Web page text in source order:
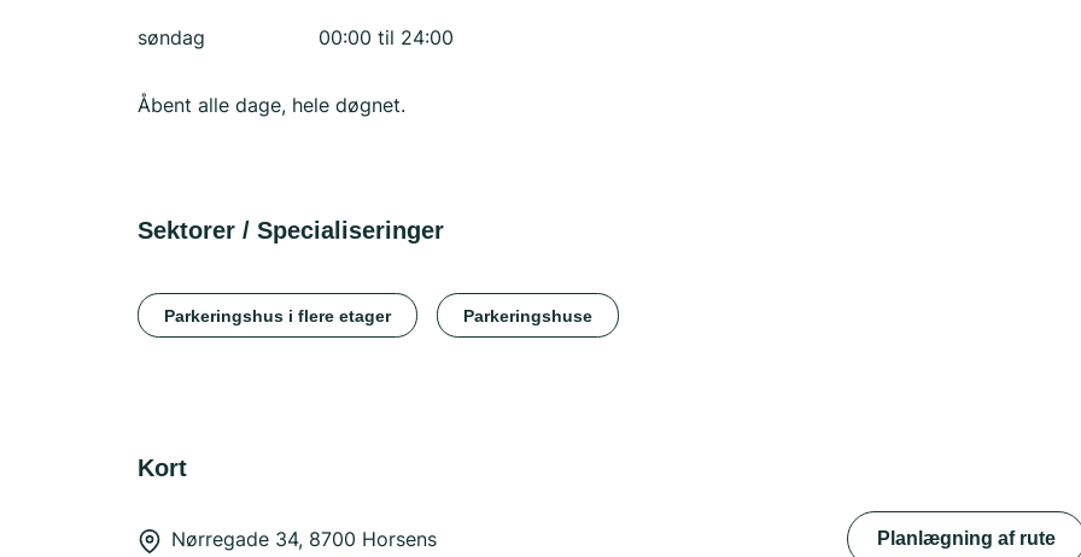
søndag 00:00 til 24:00
Åbent alle dage, hele døgnet.
Sektorer / Specialiseringer
Parkeringshus i flere etager Parkeringshuse
Kort
Nørregade 34, 8700 Horsens Planlægning af rute